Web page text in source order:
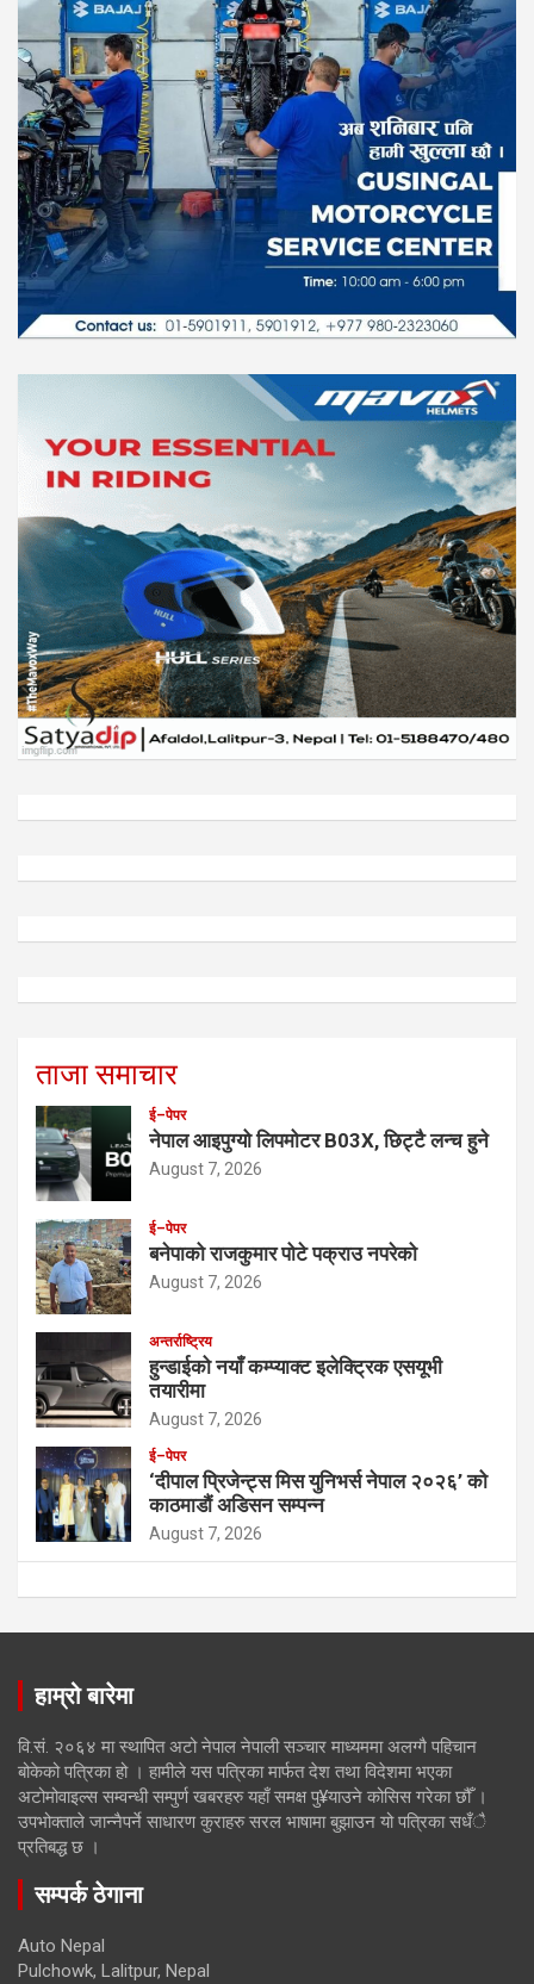
ताजा समाचार
ई–पेपर
नेपाल आइपुग्यो लिपमोटर B03X, छिट्टै लन्च हुने
August 7, 2026
ई–पेपर
बनेपाको राजकुमार पोटे पक्राउ नपरेको
August 7, 2026
अन्तर्राष्ट्रिय
हुन्डाईको नयाँ कम्प्याक्ट इलेक्ट्रिक एसयूभी
तयारीमा
August 7, 2026
ई–पेपर
‘दीपाल प्रिजेन्ट्स मिस युनिभर्स नेपाल २०२६’ को
काठमाडौं अडिसन सम्पन्न
August 7, 2026
हाम्रो बारेमा
वि.सं. २०६४ मा स्थापित अटो नेपाल नेपाली सञ्चार माध्यममा अलग्गै पहिचान
बोकेको पत्रिका हो । हामीले यस पत्रिका मार्फत देश तथा विदेशमा भएका
अटोमोवाइल्स सम्वन्धी सम्पुर्ण खबरहरु यहाँ समक्ष पु¥याउने कोसिस गरेका छौँ ।
उपभोक्ताले जान्नैपर्ने साधारण कुराहरु सरल भाषामा बुझाउन यो पत्रिका सधँै
प्रतिबद्ध छ ।
सम्पर्क ठेगाना
Auto Nepal
Pulchowk, Lalitpur, Nepal